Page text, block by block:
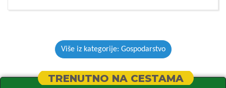
Više iz kategorije: Gospodarstvo
TRENUTNO NA CESTAMA